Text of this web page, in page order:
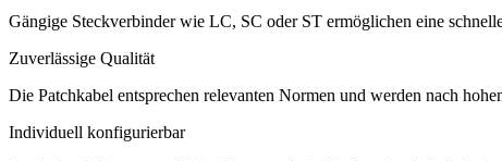
Gängige Steckverbinder wie LC, SC oder ST ermöglichen eine
Zuverlässige Qualität
Die Patchkabel entsprechen relevanten Normen und werden nach
Individuell konfigurierbar